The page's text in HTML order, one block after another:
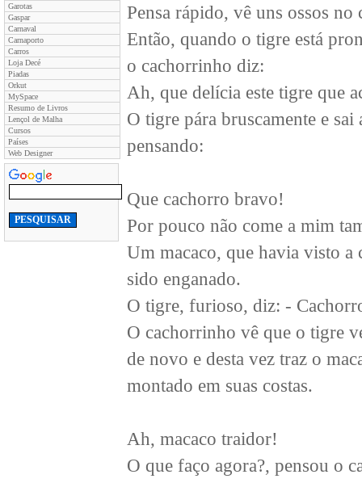
Garotas
Gaspar
Carnaval
Carnaporto
Carros
Loja Decé
Piadas
Orkut
MySpace
Resumo de Livros
Lençol de Malha
Cursos
Países
Web Designer
Pensa rápido, vê uns ossos no
Então, quando o tigre está
o cachorrinho diz:
Ah, que delícia este tigre que
O tigre pára bruscamente e
pensando:
Que cachorro bravo!
Por pouco não come a mim
Um macaco, que havia visto a
sido enganado.
O tigre, furioso, diz: -
O cachorrinho vê que o tigre
de novo e desta vez traz o
montado em suas costas.
Ah, macaco traidor!
O que faço agora?, pensou o